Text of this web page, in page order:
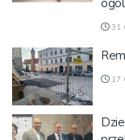
31
17